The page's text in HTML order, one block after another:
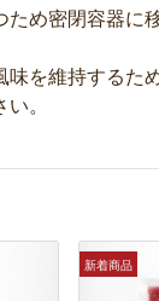
ため密閉容器に
を維持するた
。
新着商品